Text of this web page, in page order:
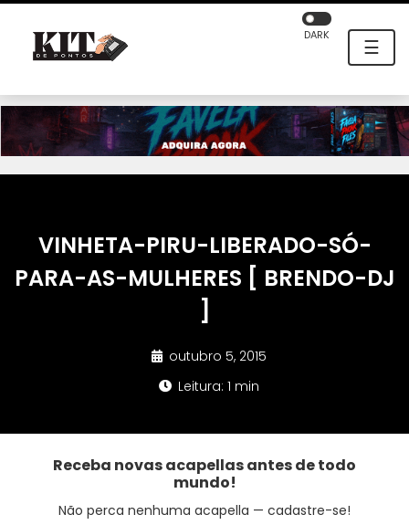
☰
DARK
VINHETA-PIRU-LIBERADO-SÓ-
PARA-AS-MULHERES [ BRENDO-DJ
outubro 5, 2015
Leitura: 1 min
Receba novas acapellas antes de todo
mundo!
Não perca nenhuma acapella — cadastre-se!